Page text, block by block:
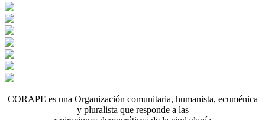
CORAPE es una Organización comunitaria, humanista, ecuménica
y pluralista que responde a las